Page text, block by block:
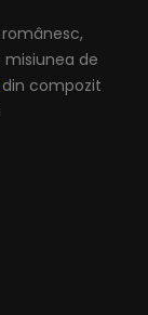
românesc,
de
din compozit